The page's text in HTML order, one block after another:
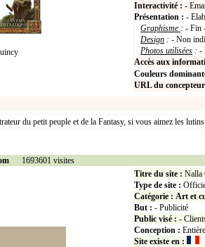
Interactivité : -
Présentation : -
Graphisme : - Fin
Design : - Non
Photos utilisées : -
Accès aux
Couleurs
URL du
du petit peuple et de la Fantasy, si vous aimez les
1693601 visites
Titre du site : Nalla
Type de site :
Catégorie : Art et
But : - Publicité
Public visé : -
Conception :
Site existe en :